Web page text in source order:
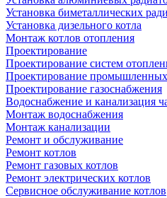
Установка биметаллических
Установка дизельного котла
Монтаж котлов отопления
Проектирование
Проектирование систем
Проектирование
Проектирование газоснабжения
Водоснабжение и канализация
Монтаж водоснабжения
Монтаж канализации
Ремонт и обслуживание
Ремонт котлов
Ремонт газовых котлов
Ремонт электрических котлов
Сервисное обслуживание котлов